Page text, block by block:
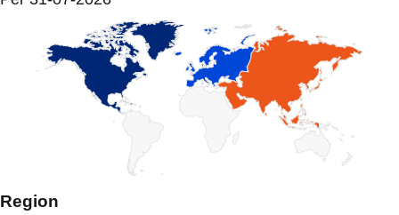
Region